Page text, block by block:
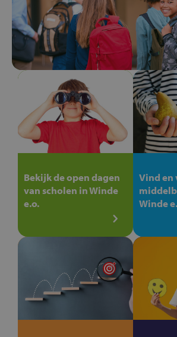
Bekijk de open dagen
van scholen in Winde
e.o.
Vind en
Winde